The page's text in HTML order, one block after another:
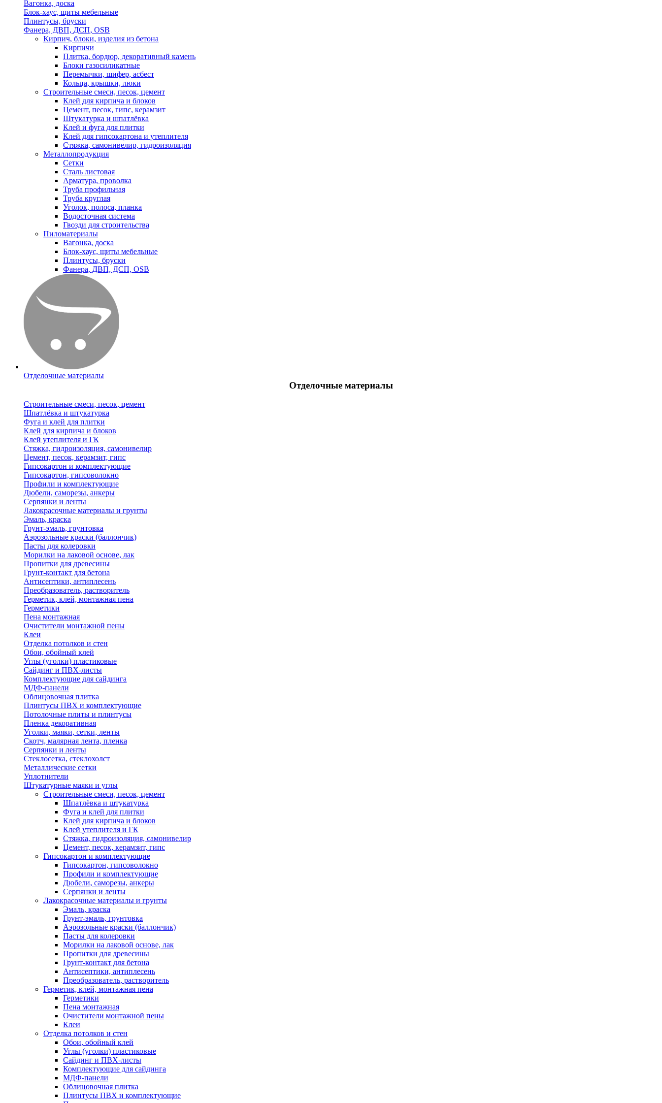
Вагонка, доска
Блок-хаус, щиты мебельные
Плинтусы, бруски
Фанера, ДВП, ДСП, OSB
Кирпич, блоки, изделия из бетона
Кирпичи
Плитка, бордюр, декоративный камень
Блоки газосиликатные
Перемычки, шифер, асбест
Кольца, крышки, люки
Строительные смеси, песок, цемент
Клей для кирпича и блоков
Цемент, песок, гипс, керамзит
Штукатурка и шпатлёвка
Клей и фуга для плитки
Клей для гипсокартона и утеплителя
Стяжка, самонивелир, гидроизоляция
Металлопродукция
Сетки
Сталь листовая
Арматура, проволка
Труба профильная
Труба круглая
Уголок, полоса, планка
Водосточная система
Гвозди для строительства
Пиломатериалы
Вагонка, доска
Блок-хаус, щиты мебельные
Плинтусы, бруски
Фанера, ДВП, ДСП, OSB
Отделочные материалы
Отделочные материалы
Строительные смеси, песок, цемент
Шпатлёвка и штукатурка
Фуга и клей для плитки
Клей для кирпича и блоков
Клей утеплителя и ГК
Стяжка, гидроизоляция, самонивелир
Цемент, песок, керамзит, гипс
Гипсокартон и комплектующие
Гипсокартон, гипсоволокно
Профили и комплектующие
Дюбели, саморезы, анкеры
Серпянки и ленты
Лакокрасочные материалы и грунты
Эмаль, краска
Грунт-эмаль, грунтовка
Аэрозольные краски (баллончик)
Пасты для колеровки
Морилки на лаковой основе, лак
Пропитки для древесины
Грунт-контакт для бетона
Антисептики, антиплесень
Преобразователь, растворитель
Герметик, клей, монтажная пена
Герметики
Пена монтажная
Очистители монтажной пены
Клеи
Отделка потолков и стен
Обои, обойный клей
Углы (уголки) пластиковые
Сайдинг и ПВХ-листы
Комплектующие для сайдинга
МДФ-панели
Облицовочная плитка
Плинтусы ПВХ и комплектующие
Потолочные плиты и плинтусы
Пленка декоративная
Уголки, маяки, сетки, ленты
Скотч, малярная лента, пленка
Серпянки и ленты
Стеклосетка, стеклохолст
Металлические сетки
Уплотнители
Штукатурные маяки и углы
Строительные смеси, песок, цемент
Шпатлёвка и штукатурка
Фуга и клей для плитки
Клей для кирпича и блоков
Клей утеплителя и ГК
Стяжка, гидроизоляция, самонивелир
Цемент, песок, керамзит, гипс
Гипсокартон и комплектующие
Гипсокартон, гипсоволокно
Профили и комплектующие
Дюбели, саморезы, анкеры
Серпянки и ленты
Лакокрасочные материалы и грунты
Эмаль, краска
Грунт-эмаль, грунтовка
Аэрозольные краски (баллончик)
Пасты для колеровки
Морилки на лаковой основе, лак
Пропитки для древесины
Грунт-контакт для бетона
Антисептики, антиплесень
Преобразователь, растворитель
Герметик, клей, монтажная пена
Герметики
Пена монтажная
Очистители монтажной пены
Клеи
Отделка потолков и стен
Обои, обойный клей
Углы (уголки) пластиковые
Сайдинг и ПВХ-листы
Комплектующие для сайдинга
МДФ-панели
Облицовочная плитка
Плинтусы ПВХ и комплектующие